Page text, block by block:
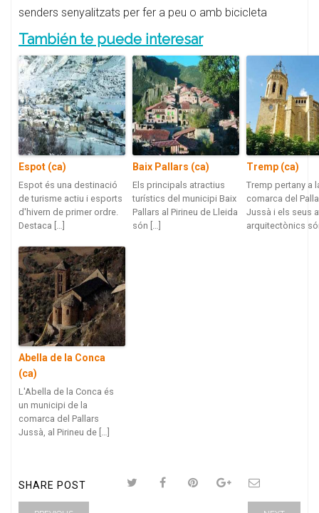
senders senyalitzats per fer a peu o amb bicicleta
También te puede interesar
Espot (ca)
Espot és una destinació
de turisme actiu i esports
d'hivern de primer ordre.
Destaca […]
Baix Pallars (ca)
Els principals atractius
turístics del municipi Baix
Pallars al Pirineu de Lleida
són […]
Tremp (ca)
Tremp pertany a
comarca del
Jussà i els seus
arquitectònics
Abella de la Conca
(ca)
L'Abella de la Conca és
un municipi de la
comarca del Pallars
Jussà, al Pirineu de […]
SHARE POST